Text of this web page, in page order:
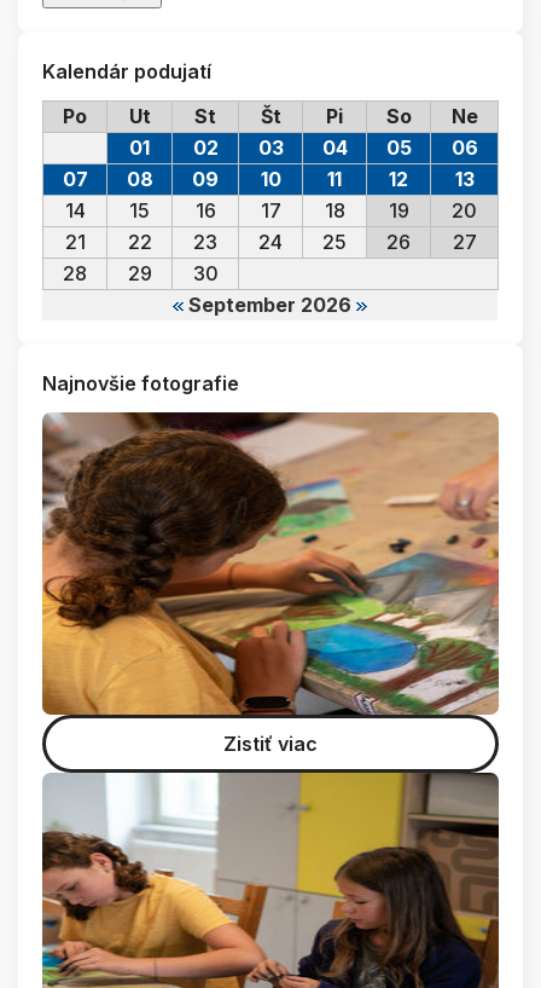
Kalendár podujatí
Po
Ut St Št Pi So Ne
September 2026
01 02 03 04 05
06
07
08 09 10 11 12
13
14
15 16 17 18 19
20
21
22 23 24 25 26
27
28
29 30
Najnovšie fotografie
Zistiť viac